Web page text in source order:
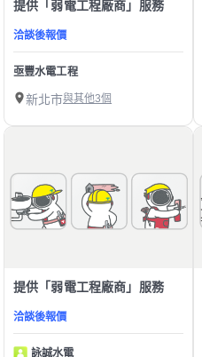
提供「弱電工程廠商」服務
洽談後報價
亟豐水電工程
新北市與其他3個
提供「弱電工程廠商」服務
洽談後報價
詠誠水電